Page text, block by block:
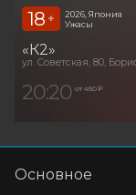
18 +
2026, Япония
Ужасы
«К2»
ул. Советская, 80,
20:20 от 450 ₽
Основное